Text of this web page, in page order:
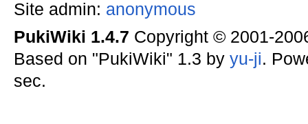
Site admin: anonymous
PukiWiki 1.4.7 Copyright © 2001-
Based on "PukiWiki" 1.3 by yu-ji.
sec.